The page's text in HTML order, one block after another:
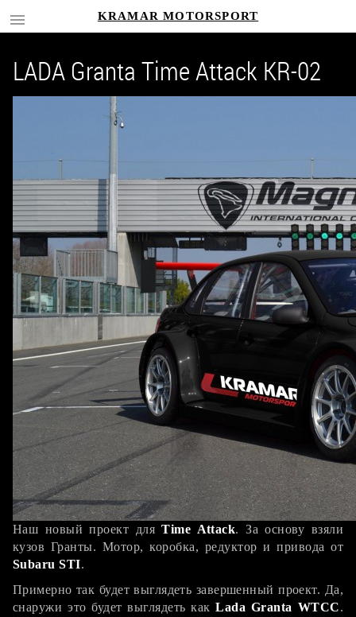
KRAMAR MOTORSPORT
LADA Granta Time Attack KR-02
Наш новый проект дляTime Attack. За основу взяли
кузов Гранты. Мотор, коробка, редуктор и привода от
Subaru STI.
Примерно так будет выглядеть завершенный проект. Да,
снаружи это будет выглядеть какLada Granta WTCC.